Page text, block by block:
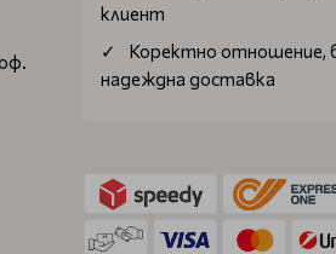
клиент
Коректно отношение,
надеждна доставка